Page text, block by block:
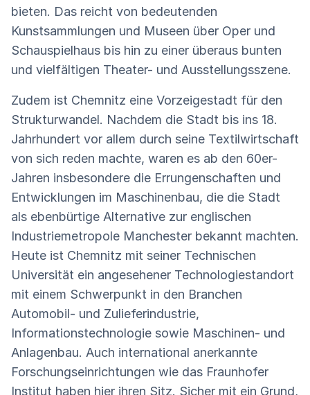
bieten. Das reicht von bedeutenden
Kunstsammlungen und Museen über Oper und
Schauspielhaus bis hin zu einer überaus bunten
und vielfältigen Theater- und Ausstellungsszene.
Zudem ist Chemnitz eine Vorzeigestadt für den
Strukturwandel. Nachdem die Stadt bis ins 18.
Jahrhundert vor allem durch seine Textilwirtschaft
von sich reden machte, waren es ab den 60er-
Jahren insbesondere die Errungenschaften und
Entwicklungen im Maschinenbau, die die Stadt
als ebenbürtige Alternative zur englischen
Industriemetropole Manchester bekannt machten.
Heute ist Chemnitz mit seiner Technischen
Universität ein angesehener Technologiestandort
mit einem Schwerpunkt in den Branchen
Automobil- und Zulieferindustrie,
Informationstechnologie sowie Maschinen- und
Anlagenbau. Auch international anerkannte
Forschungseinrichtungen wie das Fraunhofer
Institut haben hier ihren Sitz. Sicher mit ein Grund,